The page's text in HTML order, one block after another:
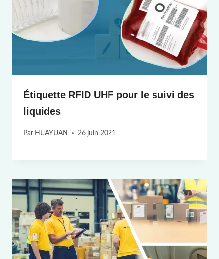
Étiquette RFID UHF pour le suivi des
liquides
Par HUAYUAN 26 juin 2021